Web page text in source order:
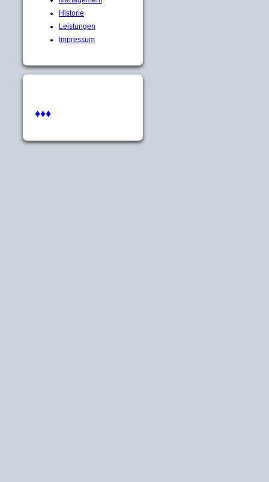
Historie
Leistungen
Impressum
♦♦♦